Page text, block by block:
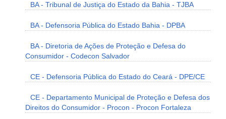
BA - Tribunal de Justiça do Estado da Bahia - TJBA
BA - Defensoria Pública do Estado Bahia - DPBA
BA - Diretoria de Ações de Proteção e Defesa do
Consumidor - Codecon Salvador
CE - Defensoria Pública do Estado do Ceará - DPE/CE
CE - Departamento Municipal de Proteção e Defesa dos
Direitos do Consumidor - Procon - Procon Fortaleza